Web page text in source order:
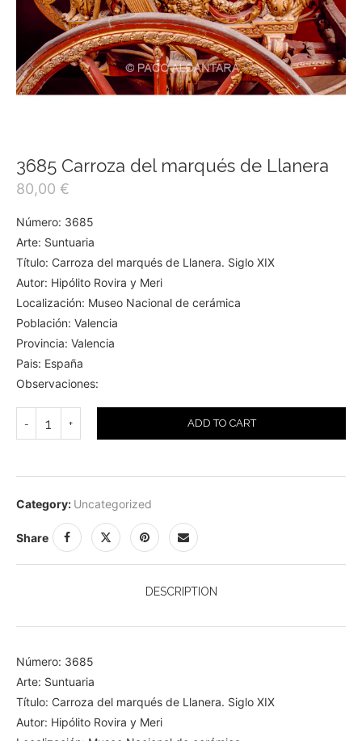
3685 Carroza del marqués de Llanera
80,00 €
Número: 3685
Arte: Suntuaria
Título: Carroza del marqués de Llanera. Siglo XIX
Autor: Hipólito Rovira y Meri
Localización: Museo Nacional de cerámica
Población: Valencia
Provincia: Valencia
Pais: España
Observaciones:
ADD TO CART
Category: Uncategorized
Share
DESCRIPTION
Número: 3685
Arte: Suntuaria
Título: Carroza del marqués de Llanera. Siglo XIX
Autor: Hipólito Rovira y Meri